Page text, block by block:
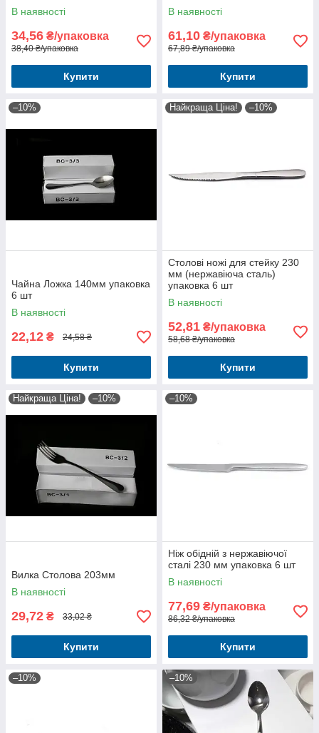
В наявності
34,56 ₴/упаковка
38,40 ₴/упаковка
Купити
В наявності
61,10 ₴/упаковка
67,89 ₴/упаковка
Купити
–10%
Чайна Ложка 140мм упаковка
6 шт
В наявності
22,12 ₴ 24,58 ₴
Купити
Найкраща Ціна! –10%
Столові ножі для стейку 230
мм (нержавіюча сталь)
упаковка 6 шт
В наявності
52,81 ₴/упаковка
58,68 ₴/упаковка
Купити
Найкраща Ціна! –10%
Вилка Столова 203мм
В наявності
29,72 ₴ 33,02 ₴
Купити
–10%
Ніж обідній з нержавіючої
сталі 230 мм упаковка 6 шт
В наявності
77,69 ₴/упаковка
86,32 ₴/упаковка
Купити
–10% –10%